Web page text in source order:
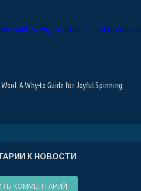
A Why-to Guide for Joyful Spinning
К НОВОСТИ
КОММЕНТАРИЙ